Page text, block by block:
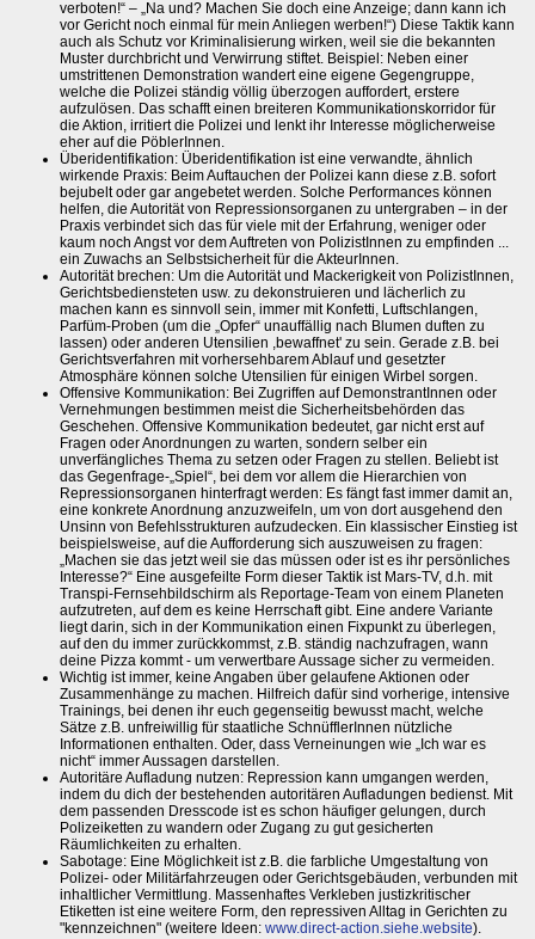
verboten!“ – „Na und? Machen Sie doch eine Anzeige; dann kann ich
vor Gericht noch einmal für mein Anliegen werben!“) Diese Taktik kann
auch als Schutz vor Kriminalisierung wirken, weil sie die bekannten
Muster durchbricht und Verwirrung stiftet. Beispiel: Neben einer
umstrittenen Demonstration wandert eine eigene Gegengruppe,
welche die Polizei ständig völlig überzogen auffordert, erstere
aufzulösen. Das schafft einen breiteren Kommunikationskorridor für
die Aktion, irritiert die Polizei und lenkt ihr Interesse möglicherweise
eher auf die PöblerInnen.
Überidentifikation: Überidentifikation ist eine verwandte, ähnlich
wirkende Praxis: Beim Auftauchen der Polizei kann diese z.B. sofort
bejubelt oder gar angebetet werden. Solche Performances können
helfen, die Autorität von Repressionsorganen zu untergraben – in der
Praxis verbindet sich das für viele mit der Erfahrung, weniger oder
kaum noch Angst vor dem Auftreten von PolizistInnen zu empfinden ...
ein Zuwachs an Selbstsicherheit für die AkteurInnen.
Autorität brechen: Um die Autorität und Mackerigkeit von PolizistInnen,
Gerichtsbediensteten usw. zu dekonstruieren und lächerlich zu
machen kann es sinnvoll sein, immer mit Konfetti, Luftschlangen,
Parfüm-Proben (um die „Opfer“ unauffällig nach Blumen duften zu
lassen) oder anderen Utensilien ,bewaffnet' zu sein. Gerade z.B. bei
Gerichtsverfahren mit vorhersehbarem Ablauf und gesetzter
Atmosphäre können solche Utensilien für einigen Wirbel sorgen.
Offensive Kommunikation: Bei Zugriffen auf DemonstrantInnen oder
Vernehmungen bestimmen meist die Sicherheitsbehörden das
Geschehen. Offensive Kommunikation bedeutet, gar nicht erst auf
Fragen oder Anordnungen zu warten, sondern selber ein
unverfängliches Thema zu setzen oder Fragen zu stellen. Beliebt ist
das Gegenfrage-„Spiel“, bei dem vor allem die Hierarchien von
Repressionsorganen hinterfragt werden: Es fängt fast immer damit an,
eine konkrete Anordnung anzuzweifeln, um von dort ausgehend den
Unsinn von Befehlsstrukturen aufzudecken. Ein klassischer Einstieg ist
beispielsweise, auf die Aufforderung sich auszuweisen zu fragen:
„Machen sie das jetzt weil sie das müssen oder ist es ihr persönliches
Interesse?“ Eine ausgefeilte Form dieser Taktik ist Mars-TV, d.h. mit
Transpi-Fernsehbildschirm als Reportage-Team von einem Planeten
aufzutreten, auf dem es keine Herrschaft gibt. Eine andere Variante
liegt darin, sich in der Kommunikation einen Fixpunkt zu überlegen,
auf den du immer zurückkommst, z.B. ständig nachzufragen, wann
deine Pizza kommt - um verwertbare Aussage sicher zu vermeiden.
Wichtig ist immer, keine Angaben über gelaufene Aktionen oder
Zusammenhänge zu machen. Hilfreich dafür sind vorherige, intensive
Trainings, bei denen ihr euch gegenseitig bewusst macht, welche
Sätze z.B. unfreiwillig für staatliche SchnüfflerInnen nützliche
Informationen enthalten. Oder, dass Verneinungen wie „Ich war es
nicht“ immer Aussagen darstellen.
Autoritäre Aufladung nutzen: Repression kann umgangen werden,
indem du dich der bestehenden autoritären Aufladungen bedienst. Mit
dem passenden Dresscode ist es schon häufiger gelungen, durch
Polizeiketten zu wandern oder Zugang zu gut gesicherten
Räumlichkeiten zu erhalten.
Sabotage: Eine Möglichkeit ist z.B. die farbliche Umgestaltung von
Polizei- oder Militärfahrzeugen oder Gerichtsgebäuden, verbunden mit
inhaltlicher Vermittlung. Massenhaftes Verkleben justizkritischer
Etiketten ist eine weitere Form, den repressiven Alltag in Gerichten zu
"kennzeichnen" (weitere Ideen: www.direct-action.siehe.website).